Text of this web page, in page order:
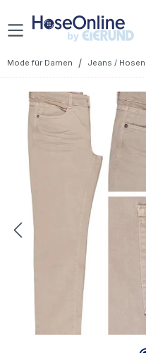
Zum Hauptinhalt springen
Mode für Damen / Jeans / Hosen
Bildergalerie überspringen